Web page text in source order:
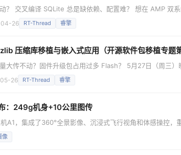
？ 交叉编译 SQLite 总是缺依赖、配置难？ 想在 AMP 双
，每期深度讲解一个主流开源软件在睿擎派上的移植与使
一场直播，带你从零开始把 SQLite 移植到睿擎派，并实现
26 RT-Thread 睿擎
压缩库移植与嵌入式应用（开源软件包移植专题
大传不动？固件升级包占用过多 Flash？ 5月27日（周三）
，以 RC3506 为硬件平台，完整演示 zlib 压缩库的移植与应
节 → 8909 字节，节省 75.8%。 这场直播能帮你解决什么问
26 RT-Thread 睿擎
：249g机身+10公里图传
A1，集成了360°全景影像、沉浸式飞行视角和体感操控，
像